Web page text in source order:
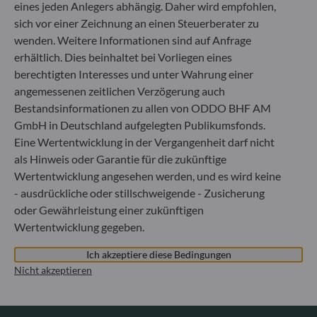
+49 (0) 69 920 50 0
Von der Bundesanstalt für Finanzdienstleistungsaufsicht
(„BaFin“) zugelassene und beaufsichtigte
Fondsverwaltungsgesellschaft
Handelsregister : HRB 11971 Amtsgericht Düsseldorf
ODDO BHF Asset Management LUX
6, rue Gabriel Lippmann
L-5365 Munsbach
Luxemburg
+352 45 76 76 245
Von der Luxemburger Commission de Surveillance du
Secteur Financier (CSSF) zugelassene
Fondsverwaltungsgesellschaft, Handelsregisternummer: B
29891
eines jeden Anlegers abhängig. Daher wird empfohlen,
sich vor einer Zeichnung an einen Steuerberater zu
wenden. Weitere Informationen sind auf Anfrage
erhältlich. Dies beinhaltet bei Vorliegen eines
berechtigten Interesses und unter Wahrung einer
angemessenen zeitlichen Verzögerung auch
Bestandsinformationen zu allen von ODDO BHF AM
GmbH in Deutschland aufgelegten Publikumsfonds.
Eine Wertentwicklung in der Vergangenheit darf nicht
als Hinweis oder Garantie für die zukünftige
Wertentwicklung angesehen werden, und es wird keine
- ausdrückliche oder stillschweigende - Zusicherung
oder Gewährleistung einer zukünftigen
Wertentwicklung gegeben.
Ich akzeptiere diese Bedingungen
Nicht akzeptieren